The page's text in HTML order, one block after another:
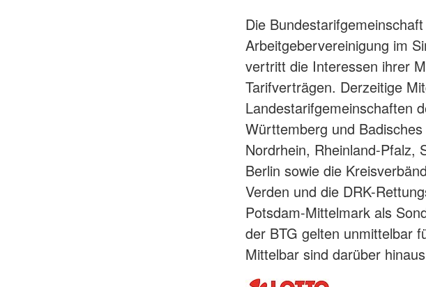
Die
Arbeitgebervereinigung im
vertritt die Interessen ihrer
Tarifverträgen. Derzeitige
Landestarifgemeinschaften
Württemberg und
Nordrhein, Rheinland-Pfalz,
Berlin sowie die
Verden und die DRK-
Potsdam-Mittelmark als
der BTG gelten unmittelbar
Mittelbar sind darüber